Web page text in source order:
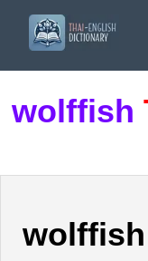
wolffish
wolffish